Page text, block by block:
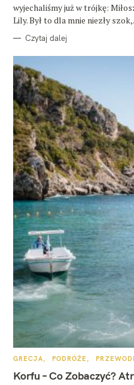
wyjechaliśmy już w trójkę:
Lily. Był to dla mnie niezły
Czytaj dalej
K
T
E
GRECJA PODRÓŻE
Korfu – Co Zobaczyć?